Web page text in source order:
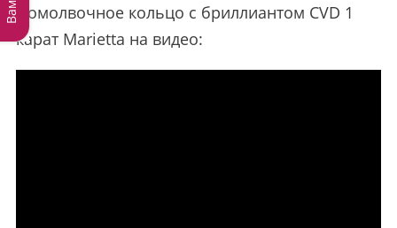
Помолвочное кольцо с бриллиантом CVD 1
карат Marietta на видео: